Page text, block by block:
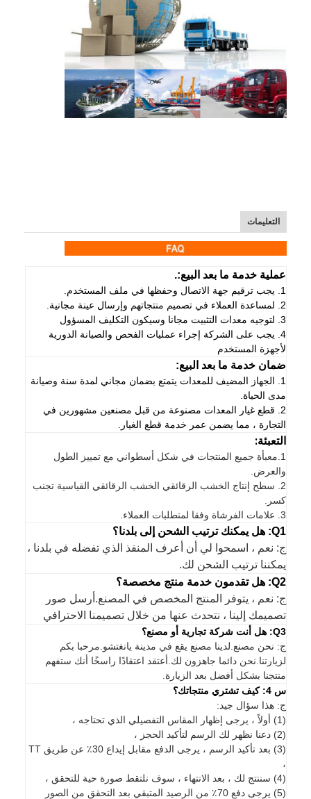
التعليمات
عملية خدمة ما بعد البيع:.
1. يجب ترقيم جهة الاتصال وحفظها في ملف المستخدم.
2. لمساعدة العملاء في تصميم منتجاتهم وإرسال عينة مجانية.
3. لتوجيه معدات التثبيت مجانا وسيكون التكليف المسؤول
4. يجب على الشركة إجراء عمليات الفحص والصيانة الدورية
لأجهزة المستخدم
ضمان خدمة ما بعد البيع:
1. الجهاز المضيف للمعدات يتمتع بضمان مجاني لمدة سنة وصيانة
مدى الحياة.
2. قطع غيار المعدات مصنوعة من قبل مصنعين مشهورين في
التجارة ، مما يضمن عمر خدمة قطع الغيار.
التعبئة:
1. معبأة جميع المنتجات في شكل أسطواني مع تمييز الطول
والعرض.
2. سطح إنتاج الخشب الرقائقي الخشب الرقائقي القياسية تجنب
كسر.
3. علامات الفرشاة وفقا لمتطلبات العملاء.
Q1: هل يمكنك ترتيب الشحن إلى بلدنا؟
ج: نعم ، اسمحوا لي أن أعرف المنفذ الذي تفضله في بلدنا ،
يمكننا ترتيب الشحن لك.
Q2: هل تقدمون خدمة منتج مخصصة؟
ج: نعم ، يتوفر المنتج المخصص في المصنع.أرسل صور
تصميمك إلينا ، نتحدث عنها من خلال تصميمنا الاحترافي
Q3: هل أنت شركة تجارية أو مصنع؟
ج: نحن مصنع.لدينا مصنع يقع في مدينة يانغتشو.مرحبا بكم
لزيارتنا.نحن دائما جاهزون لك.أعتقد اعتقادًا راسخًا أنك ستفهم
منتجنا بشكل أفضل بعد الزيارة.
س 4: كيف تشتري منتجاتك؟
ج: هذا سؤال جيد:
(1) أولاً ، يرجى إظهار المقاس التفصيلي الذي تحتاجه ،
(2) دعنا نظهر لك الرسم لتأكيد الحجز ،
(3) بعد تأكيد الرسم ، يرجى الدفع مقابل إيداع 30٪ عن طريق TT
،
(4) سننتج لك ، بعد الانتهاء ، سوف نلتقط صورة حية للتحقق ،
(5) يرجى دفع 70٪ من الرصيد المتبقي بعد التحقق من الصور